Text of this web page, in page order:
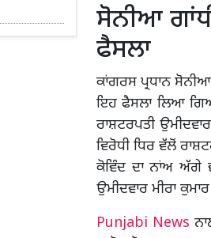
ਸੋਨੀਆ
ਫੈਸਲਾ
ਕਾਂਗਰਸ ਪ੍ਰਧਾਨ
ਇਹ ਫੈਸਲਾ ਲਿਆ
ਰਾਸ਼ਟਰਪਤੀ
ਵਿਰੋਧੀ ਧਿਰ ਵੱਲੋਂ
ਕੋਵਿੰਦ ਦਾ ਨਾਂਅ ਅੱਗੇ
ਉਮੀਦਵਾਰ ਮੀਰਾ
Punjabi News